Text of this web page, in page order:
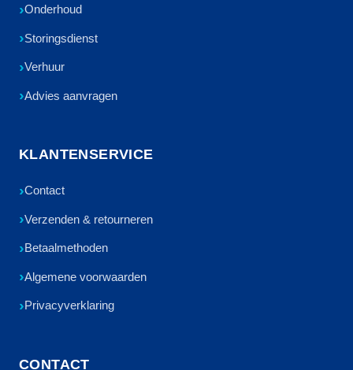
Onderhoud
Storingsdienst
Verhuur
Advies aanvragen
KLANTENSERVICE
Contact
Verzenden & retourneren
Betaalmethoden
Algemene voorwaarden
Privacyverklaring
CONTACT